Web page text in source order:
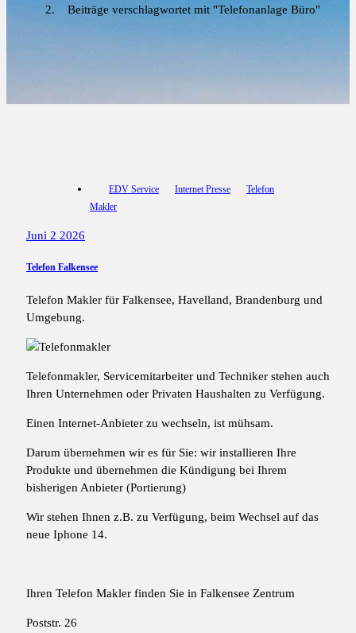
Beiträge verschlagwortet mit "Telefonanlage Büro"
EDV Service Internet Presse
Telefon
Makler
Juni 2 2026
Telefon Falkensee
Telefon Makler für Falkensee, Havelland, Brandenburg und
Umgebung.
Telefonmakler, Servicemitarbeiter und Techniker stehen auch
Ihren Unternehmen oder Privaten Haushalten zu Verfügung.
Einen Internet-Anbieter zu wechseln, ist mühsam.
Darum übernehmen wir es für Sie: wir installieren Ihre
Produkte und übernehmen die Kündigung bei Ihrem
bisherigen Anbieter (Portierung)
Wir stehen Ihnen z.B. zu Verfügung, beim Wechsel auf das
neue Iphone 14.
Ihren Telefon Makler finden Sie in Falkensee Zentrum
Poststr. 26